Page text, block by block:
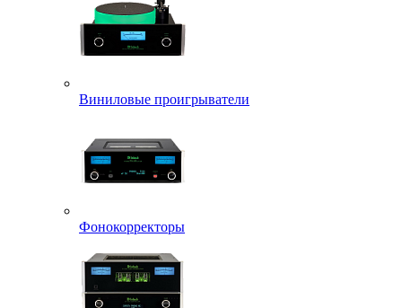
Виниловые проигрыватели
Фонокорректоры